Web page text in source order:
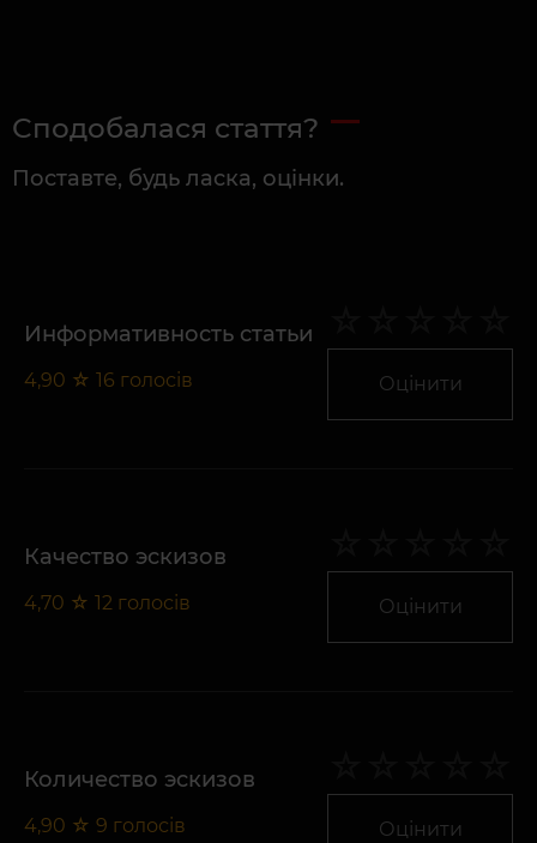
Сподобалася стаття?
Поставте, будь ласка, оцінки.
Информативность статьи
4,90 ☆ 16 голосів Оцінити
Качество эскизов
4,70 ☆ 12 голосів Оцінити
Количество эскизов
4,90 ☆ 9 голосів Оцінити